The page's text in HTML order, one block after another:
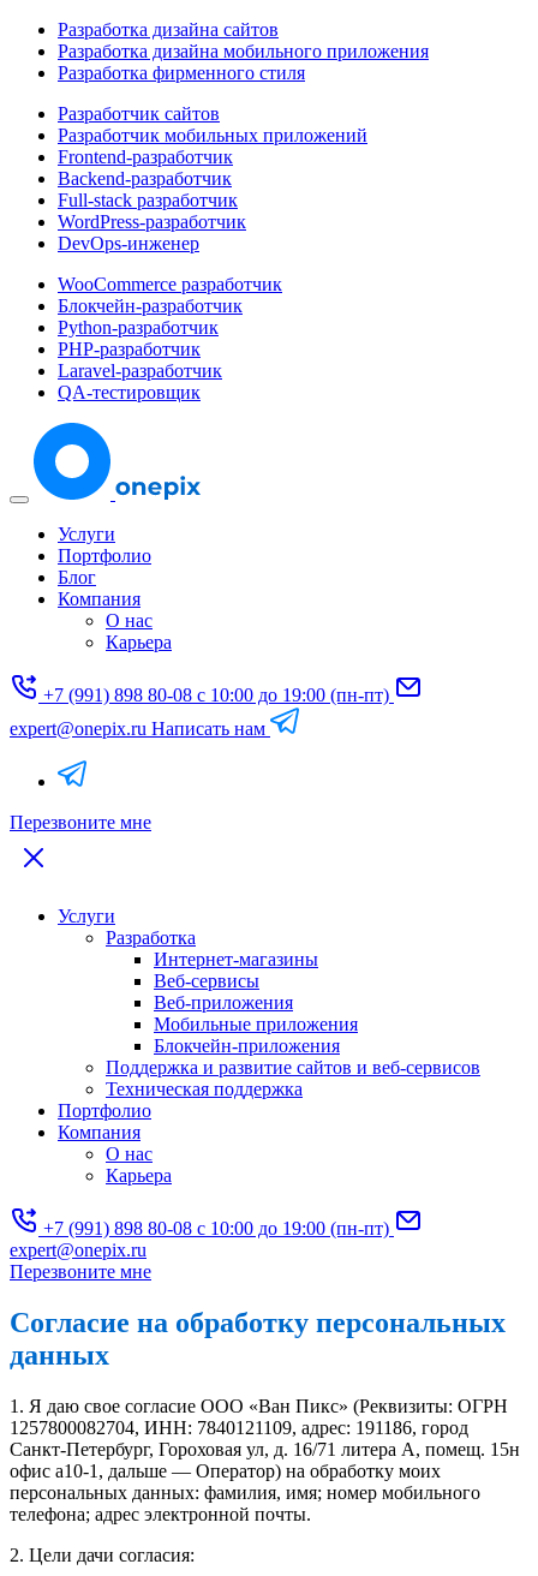
Разработка дизайна сайтов
Разработка дизайна мобильного приложения
Разработка фирменного стиля
Разработчик сайтов
Разработчик мобильных приложений
Frontend-разработчик
Backend-разработчик
Full-stack разработчик
WordPress-разработчик
DevOps-инженер
WooCommerce разработчик
Блокчейн-разработчик
Python-разработчик
PHP-разработчик
Laravel-разработчик
QA-тестировщик
Услуги
Портфолио
Блог
Компания
О нас
Карьера
+7 (991) 898 80-08 с 10:00 до 19:00 (пн-пт)
expert@onepix.ru Написать нам
Перезвоните мне
Услуги
Разработка
Интернет-магазины
Веб-сервисы
Веб-приложения
Мобильные приложения
Блокчейн-приложения
Поддержка и развитие сайтов и веб-сервисов
Техническая поддержка
Портфолио
Компания
О нас
Карьера
+7 (991) 898 80-08 с 10:00 до 19:00 (пн-пт)
expert@onepix.ru
Перезвоните мне
Согласие на обработку персональных
данных
1. Я даю свое согласие OOO «Ван Пикс» (Реквизиты: ОГРН
1257800082704, ИНН: 7840121109, адрес: 191186, город
Санкт-Петербург, Гороховая ул, д. 16/71 литера А, помещ. 15н
офис а10-1, дальше — Оператор) на обработку моих
персональных данных: фамилия, имя; номер мобильного
телефона; адрес электронной почты.
2. Цели дачи согласия: